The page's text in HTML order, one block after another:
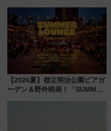
別企画
【2026夏】都立明治公園ビアガ
ーデン＆野外映画！「SUMMER